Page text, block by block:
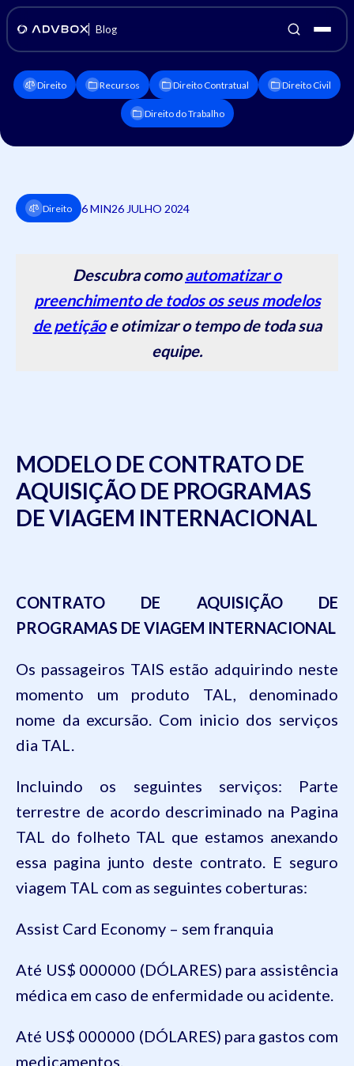
Blog
Direito Recursos Direito Contratual Direito Civil
Direito do Trabalho
Direito 6 MIN26 JULHO 2024
Descubra comoautomatizar o
preenchimento de todos os seus modelos
de petiçãoe otimizar o tempo de toda sua
equipe.
MODELO DE CONTRATO DE
AQUISIÇÃO DE PROGRAMAS
DE VIAGEM INTERNACIONAL
CONTRATO DE AQUISIÇÃO DE
PROGRAMAS DE VIAGEM INTERNACIONAL
Os passageiros TAIS estão adquirindo neste
momento um produto TAL, denominado
nome da excursão. Com inicio dos serviços
dia TAL.
Incluindo os seguintes serviços: Parte
terrestre de acordo descriminado na Pagina
TAL do folheto TAL que estamos anexando
essa pagina junto deste contrato. E seguro
viagem TAL com as seguintes coberturas:
Assist Card Economy – sem franquia
Até US$ 000000 (DÓLARES) para assistência
médica em caso de enfermidade ou acidente.
Até US$ 000000 (DÓLARES) para gastos com
medicamentos.